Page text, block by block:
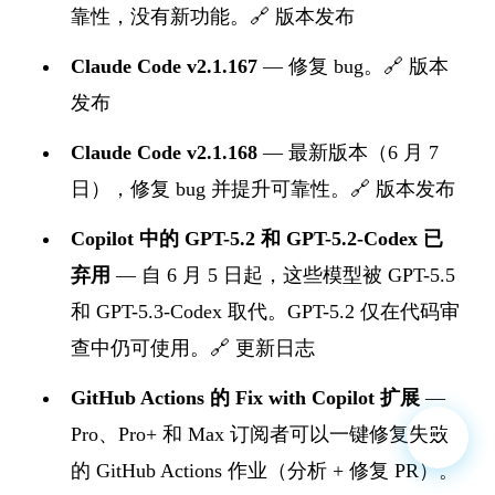
靠性，没有新功能。🔗 版本发布
Claude Code v2.1.167 — 修复 bug。🔗 版本
发布
Claude Code v2.1.168 — 最新版本（6 月 7
日），修复 bug 并提升可靠性。🔗 版本发布
Copilot 中的 GPT-5.2 和 GPT-5.2-Codex 已
弃用 — 自 6 月 5 日起，这些模型被 GPT-5.5
和 GPT-5.3-Codex 取代。GPT-5.2 仅在代码审
查中仍可使用。🔗 更新日志
GitHub Actions 的 Fix with Copilot 扩展 —
Pro、Pro+ 和 Max 订阅者可以一键修复失败
的 GitHub Actions 作业（分析 + 修复 PR）。